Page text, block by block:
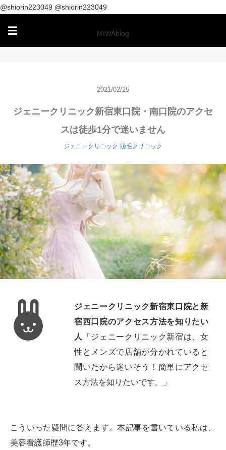
@shiorin223049 @shiorin223049
☰ MIWAblog
2021/02/25
ジェニークリニック新宿東口院・南口院のアクセ
スは徒歩1分で迷いません
ジェニークリニック 脱毛クリニック
ジェニークリニック新宿東口院と新
宿西口院のアクセス方法を知りたい
人
「ジェニークリニック新宿は、女
性とメンズで店舗が分かれていると
聞いたから迷いそう！簡単にアクセ
ス方法を知りたいです。」
こういった疑問に答えます。本記事を書いている私は、
美容看護師歴3年です。